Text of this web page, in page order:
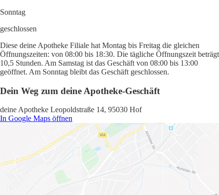
Sonntag
geschlossen
Diese deine Apotheke Filiale hat Montag bis Freitag die gleichen
Öffnungszeiten: von 08:00 bis 18:30. Die tägliche Öffnungszeit beträgt
10,5 Stunden. Am Samstag ist das Geschäft von 08:00 bis 13:00
geöffnet. Am Sonntag bleibt das Geschäft geschlossen.
Dein Weg zum deine Apotheke-Geschäft
deine Apotheke Leopoldstraße 14, 95030 Hof
In Google Maps öffnen